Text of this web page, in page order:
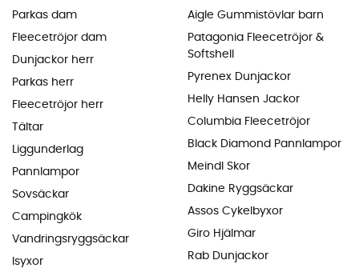
Parkas dam
Fleecetröjor dam
Dunjackor herr
Parkas herr
Fleecetröjor herr
Tältar
Liggunderlag
Pannlampor
Sovsäckar
Campingkök
Vandringsryggsäckar
Isyxor
Aigle Gummistövlar barn
Patagonia Fleecetröjor &
Softshell
Pyrenex Dunjackor
Helly Hansen Jackor
Columbia Fleecetröjor
Black Diamond Pannlampor
Meindl Skor
Dakine Ryggsäckar
Assos Cykelbyxor
Giro Hjälmar
Rab Dunjackor